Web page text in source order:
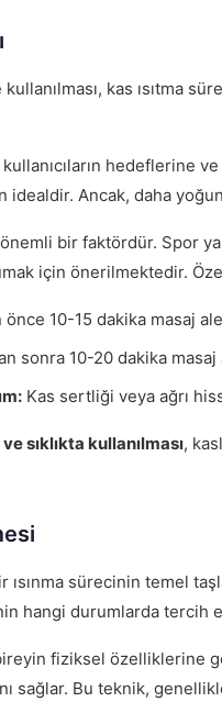
kas ısıtma
kullanıcıların hedeflerine
idealdir. Ancak, daha
bir faktördür. Spor
için önerilmektedir.
10-15 dakika masaj
sonra 10-20 dakika
Kas sertliği veya ağrı
sıklıkta kullanılması,
ısınma sürecinin temel
hangi durumlarda
fiziksel özelliklerine
sağlar. Bu teknik,